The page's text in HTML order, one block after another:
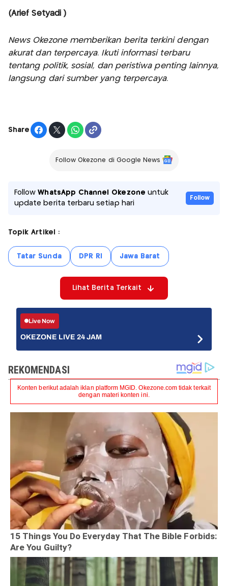
(Arief Setyadi )
News Okezone memberikan berita terkini dengan
akurat dan terpercaya. Ikuti informasi terbaru
tentang politik, sosial, dan peristiwa penting lainnya,
langsung dari sumber yang terpercaya.
Share
Follow Okezone di Google News
FollowWhatsApp Channel Okezone untuk
update berita terbaru setiap hari
Follow
Topik Artikel :
Tatar Sunda DPR RI Jawa Barat
Lihat Berita Terkait
Live Now
OKEZONE LIVE 24 JAM